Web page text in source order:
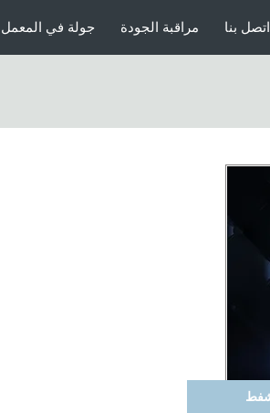
جولة في المعمل مراقبة الجودة اتصل بنا